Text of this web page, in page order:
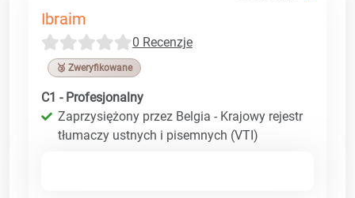
Ibraim
0 Recenzje
🥉 Zweryfikowane
C1 - Profesjonalny
Zaprzysiężony przez Belgia - Krajowy rejestr
tłumaczy ustnych i pisemnych (VTI)